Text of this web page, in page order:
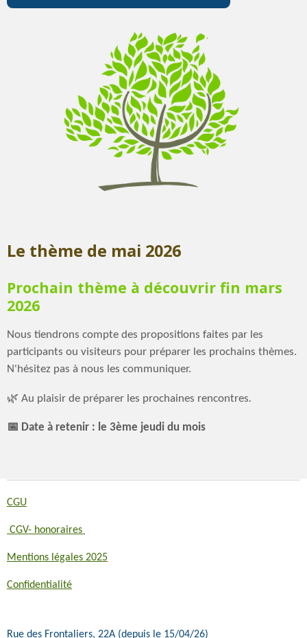
Le thème de mai 2026
Prochain thème à découvrir fin mars
2026
Nous tiendrons compte des propositions faites par les
participants ou visiteurs pour préparer les prochains thèmes.
N'hésitez pas à nous les communiquer.
🌿 Au plaisir de préparer les prochaines rencontres.
📅 Date à retenir : le 3ème jeudi du mois
CGU
CGV- honoraires
Mentions légales 2025
Confidentialité
Rue des Frontaliers, 22A (depuis le 15/04/26)